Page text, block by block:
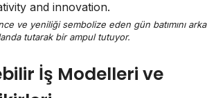
ve yeniliği sembolize eden gün batımını arka
tutarak bir ampul tutuyor.
İş Modelleri ve